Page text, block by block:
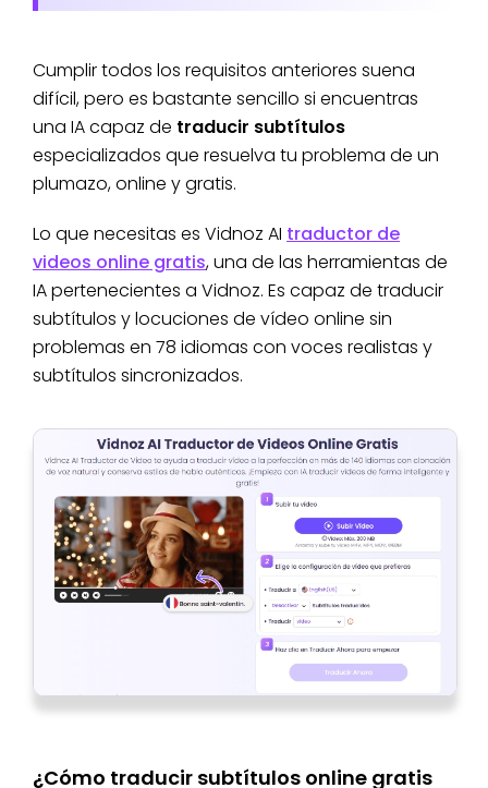
Cumplir todos los requisitos anteriores suena
difícil, pero es bastante sencillo si encuentras
una IA capaz de traducir subtítulos
especializados que resuelva tu problema de un
plumazo, online y gratis.
Lo que necesitas es Vidnoz AI traductor de
videos online gratis, una de las herramientas de
IA pertenecientes a Vidnoz. Es capaz de traducir
subtítulos y locuciones de vídeo online sin
problemas en 78 idiomas con voces realistas y
subtítulos sincronizados.
¿Cómo traducir subtítulos online gratis